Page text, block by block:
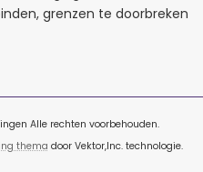
grenzen te doorbreken
Alle rechten voorbehouden.
thema door Vektor,Inc. technologie.